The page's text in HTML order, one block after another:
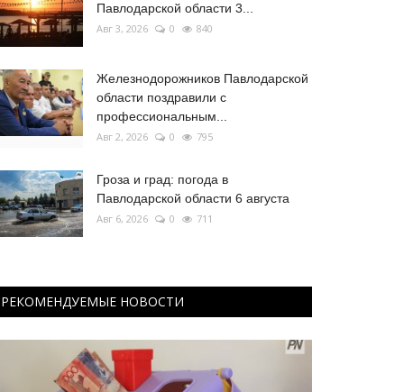
Павлодарской области 3...
Авг 3, 2026 0 840
Железнодорожников Павлодарской
области поздравили с
профессиональным...
Авг 2, 2026 0 795
Гроза и град: погода в
Павлодарской области 6 августа
Авг 6, 2026 0 711
РЕКОМЕНДУЕМЫЕ НОВОСТИ